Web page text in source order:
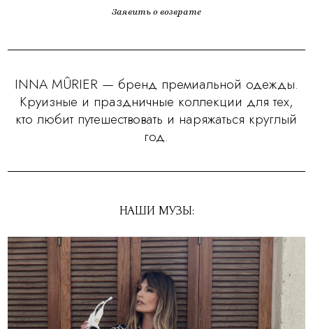
Заявить о возврате
INNA MÛRIER — бренд премиальной одежды.
Круизные и праздничные коллекции для тех,
кто любит путешествовать и наряжаться круглый
год.
НАШИ МУЗЫ: